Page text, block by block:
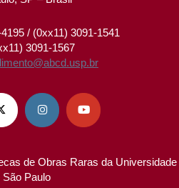
/ (0xx11) 3091-1541
3091-1567
 
de Obras Raras da Universidade
São Paulo